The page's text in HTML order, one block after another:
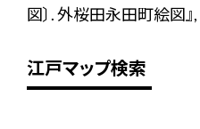
図〕. 外桜田永田町絵図』
江戸マップ検索